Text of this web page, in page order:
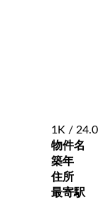
1K /
物件名
築年
住所
最寄駅